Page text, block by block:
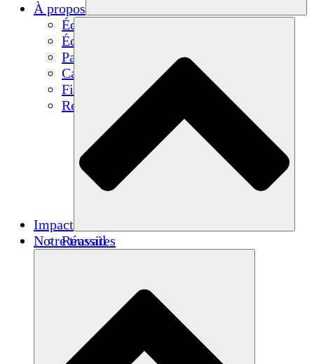
À propos
Équipe
Équipe
Partenaires
Carrières
Finances
Resources
Impact
Réussites
Notre travail